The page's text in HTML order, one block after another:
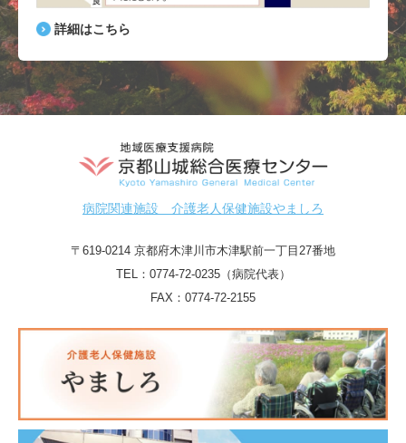
詳細はこちら
病院関連施設 介護老人保健施設やましろ
〒619-0214 京都府木津川市木津駅前一丁目27番地
TEL： 0774-72-0235（病院代表）
FAX：0774-72-2155